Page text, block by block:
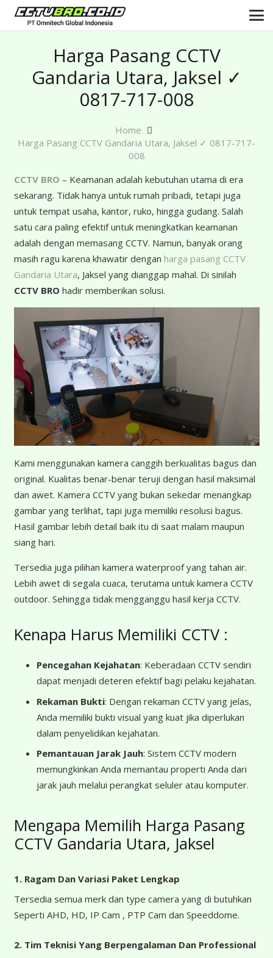
Harga Pasang CCTV
Gandaria Utara, Jaksel ✓
0817-717-008
Home
Harga Pasang CCTV Gandaria Utara, Jaksel ✓ 0817-717-
008
CCTV BRO – Keamanan adalah kebutuhan utama di era
sekarang. Tidak hanya untuk rumah pribadi, tetapi juga
untuk tempat usaha, kantor, ruko, hingga gudang. Salah
satu cara paling efektif untuk meningkatkan keamanan
adalah dengan memasang CCTV. Namun, banyak orang
masih ragu karena khawatir dengan harga pasang CCTV
Gandaria Utara, Jaksel yang dianggap mahal. Di sinilah
CCTV BRO hadir memberikan solusi.
Kami menggunakan kamera canggih berkualitas bagus dan
original. Kualitas benar-benar teruji dengan hasil maksimal
dan awet. Kamera CCTV yang bukan sekedar menangkap
gambar yang terlihat, tapi juga memiliki resolusi bagus.
Hasil gambar lebih detail baik itu di saat malam maupun
siang hari.
Tersedia juga pilihan kamera waterproof yang tahan air.
Lebih awet di segala cuaca, terutama untuk kamera CCTV
outdoor. Sehingga tidak mengganggu hasil kerja CCTV.
Kenapa Harus Memiliki CCTV :
Pencegahan Kejahatan: Keberadaan CCTV sendiri
dapat menjadi deteren efektif bagi pelaku kejahatan.
Rekaman Bukti: Dengan rekaman CCTV yang jelas,
Anda memiliki bukti visual yang kuat jika diperlukan
dalam penyelidikan kejahatan.
Pemantauan Jarak Jauh: Sistem CCTV modern
memungkinkan Anda memantau properti Anda dari
jarak jauh melalui perangkat seluler atau komputer.
Mengapa Memilih Harga Pasang
CCTV Gandaria Utara, Jaksel
1. Ragam Dan Variasi Paket Lengkap
Tersedia semua merk dan type camera yang di butuhkan
Seperti AHD, HD, IP Cam , PTP Cam dan Speeddome.
2. Tim Teknisi Yang Berpengalaman Dan Professional